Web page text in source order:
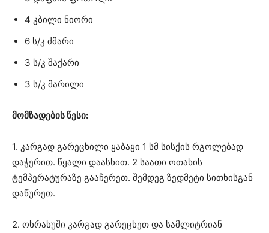
4 კბილი ნიორი
6 ს/კ ძმარი
3 ს/კ შაქარი
3 ს/კ მარილი
მომზადების წესი:
1. კარგად გარეცხილი ყაბაყი 1 სმ სისქის რგოლებად
დაჭერით. წყალი დაასხით. 2 საათი ოთახის
ტემპერატურაზე გააჩერეთ. შემდეგ ზედმეტი სითხისგან
დაწურეთ.
2. ოხრახუში კარგად გარეცხეთ და სამლიტრიან